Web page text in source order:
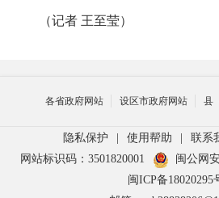
（记者 王至莹）
各省政府网站 设区市政府网站 县
隐私保护 使用帮助 联系
网站标识码：3501820001
闽公网
闽ICP备18020295